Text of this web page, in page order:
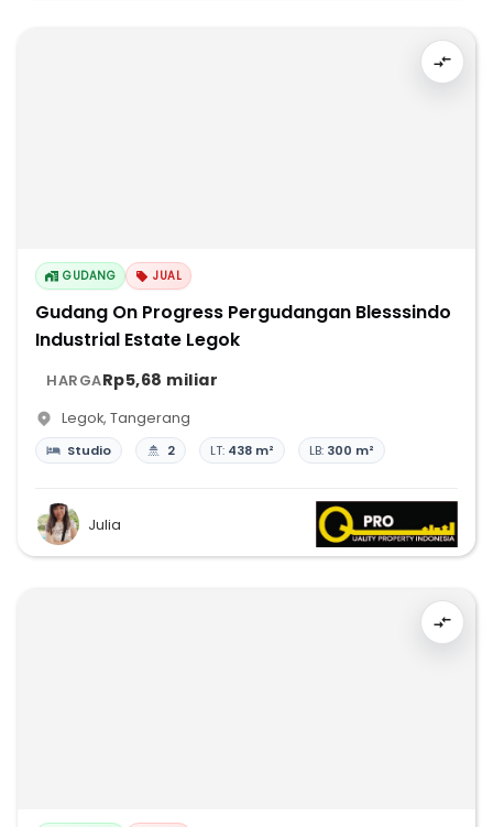
GUDANG JUAL
Gudang On Progress Pergudangan Blesssindo
Industrial Estate Legok
HARGARp5,68 miliar
Legok, Tangerang
Studio 2 LT: 438 m² LB: 300 m²
Julia